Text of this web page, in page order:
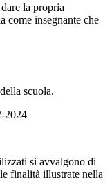
la propria
come insegnante che
scuola.
2024
si avvalgono di
finalità illustrate nella